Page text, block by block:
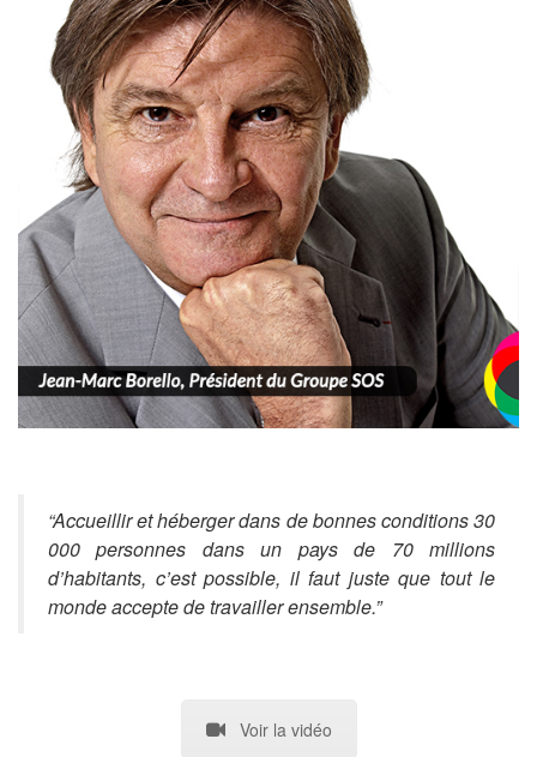
“Accueillir et héberger dans de bonnes conditions 30
000 personnes dans un pays de 70 millions
d’habitants, c’est possible, il faut juste que tout le
monde accepte de travailler ensemble.”
Voir la vidéo